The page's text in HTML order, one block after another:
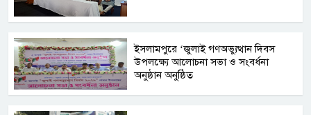
ইসলামপুরে ‘জুলাই গণঅভ্যুত্থান দিবস
উপলক্ষ্যে আলোচনা সভা ও সংবর্ধনা
অনুষ্ঠান অনুষ্ঠিত